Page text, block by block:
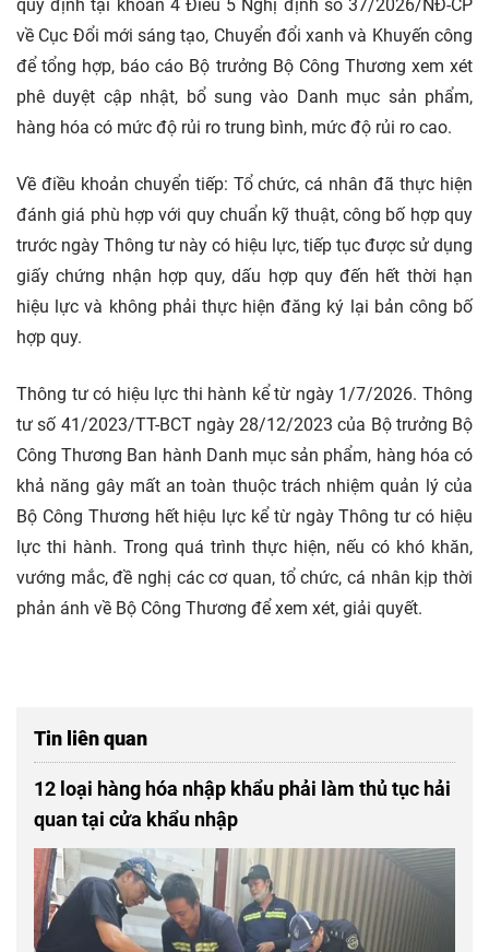
quy định tại khoản 4 Điều 5 Nghị định số 37/2026/NĐ-CP
về Cục Đổi mới sáng tạo, Chuyển đổi xanh và Khuyến công
để tổng hợp, báo cáo Bộ trưởng Bộ Công Thương xem xét
phê duyệt cập nhật, bổ sung vào Danh mục sản phẩm,
hàng hóa có mức độ rủi ro trung bình, mức độ rủi ro cao.
Về điều khoản chuyển tiếp: Tổ chức, cá nhân đã thực hiện
đánh giá phù hợp với quy chuẩn kỹ thuật, công bố hợp quy
trước ngày Thông tư này có hiệu lực, tiếp tục được sử dụng
giấy chứng nhận hợp quy, dấu hợp quy đến hết thời hạn
hiệu lực và không phải thực hiện đăng ký lại bản công bố
hợp quy.
Thông tư có hiệu lực thi hành kể từ ngày 1/7/2026. Thông
tư số 41/2023/TT-BCT ngày 28/12/2023 của Bộ trưởng Bộ
Công Thương Ban hành Danh mục sản phẩm, hàng hóa có
khả năng gây mất an toàn thuộc trách nhiệm quản lý của
Bộ Công Thương hết hiệu lực kể từ ngày Thông tư có hiệu
lực thi hành. Trong quá trình thực hiện, nếu có khó khăn,
vướng mắc, đề nghị các cơ quan, tổ chức, cá nhân kịp thời
phản ánh về Bộ Công Thương để xem xét, giải quyết.
Tin liên quan
12 loại hàng hóa nhập khẩu phải làm thủ tục hải
quan tại cửa khẩu nhập